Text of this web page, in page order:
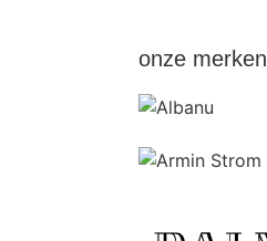
onze merken